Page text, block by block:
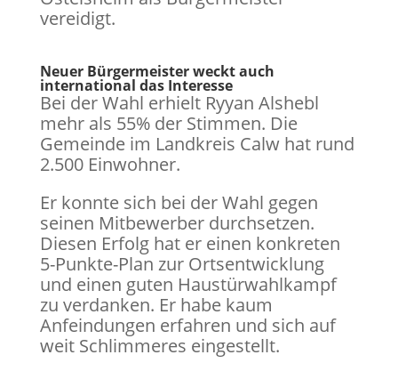
vereidigt.
Neuer Bürgermeister weckt auch
international das Interesse
Bei der Wahl erhielt Ryyan Alshebl
mehr als 55% der Stimmen. Die
Gemeinde im Landkreis Calw hat rund
2.500 Einwohner.
Er konnte sich bei der Wahl gegen
seinen Mitbewerber durchsetzen.
Diesen Erfolg hat er einen konkreten
5-Punkte-Plan zur Ortsentwicklung
und einen guten Haustürwahlkampf
zu verdanken. Er habe kaum
Anfeindungen erfahren und sich auf
weit Schlimmeres eingestellt.